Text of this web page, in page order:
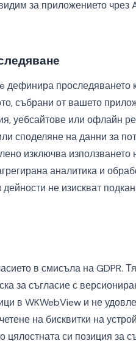
за приложението чрез
дефинира проследяването
събрани от вашето
уебсайтове или офлайн
споделяне на данни за
изключва използването
аналитика и
не изискват
в смисъла на GDPR.
за съгласие с
в WKWebView и не
на бисквитки на
цялостната си позиция за